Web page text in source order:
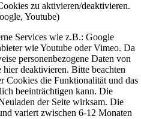
zu aktivieren/deaktivieren.
Youtube)
Services wie z.B.: Google
wie Youtube oder Vimeo. Da
personenbezogene Daten von
deaktivieren. Bitte beachten
Cookies die Funktionalität und das
beeinträchtigen kann. Die
der Seite wirksam. Die
variert zwischen 6-12 Monaten